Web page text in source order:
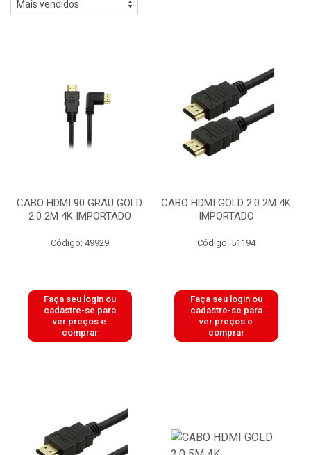
CABO HDMI 90 GRAU GOLD
2.0 2M 4K IMPORTADO
Código: 49929
Faça seu login ou
cadastre-se para
ver preços e
comprar
CABO HDMI GOLD 2.0 2M 4K
IMPORTADO
Código: 51194
Faça seu login ou
cadastre-se para
ver preços e
comprar